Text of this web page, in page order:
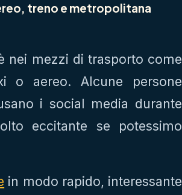
treno e metropolitana
nei mezzi di trasporto come
o aereo. Alcune persone
i social media durante
eccitante se potessimo
in modo rapido, interessante